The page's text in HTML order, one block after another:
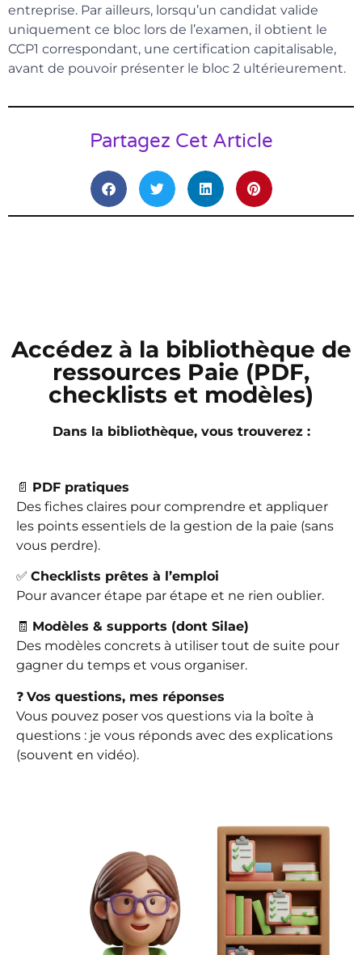
entreprise. Par ailleurs, lorsqu’un candidat valide
uniquement ce bloc lors de l’examen, il obtient le
CCP1 correspondant, une certification capitalisable,
avant de pouvoir présenter le bloc 2 ultérieurement.
Partagez Cet Article
Accédez à la bibliothèque de
ressources Paie (PDF,
checklists et modèles)
Dans la bibliothèque, vous trouverez :
📄 PDF pratiques
Des fiches claires pour comprendre et appliquer
les points essentiels de la gestion de la paie (sans
vous perdre).
✅ Checklists prêtes à l’emploi
Pour avancer étape par étape et ne rien oublier.
🧾 Modèles & supports (dont Silae)
Des modèles concrets à utiliser tout de suite pour
gagner du temps et vous organiser.
❓ Vos questions, mes réponses
Vous pouvez poser vos questions via la boîte à
questions : je vous réponds avec des explications
(souvent en vidéo).